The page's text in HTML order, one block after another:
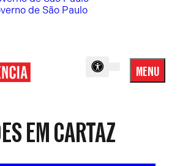
MENU
Menu
EM CARTAZ